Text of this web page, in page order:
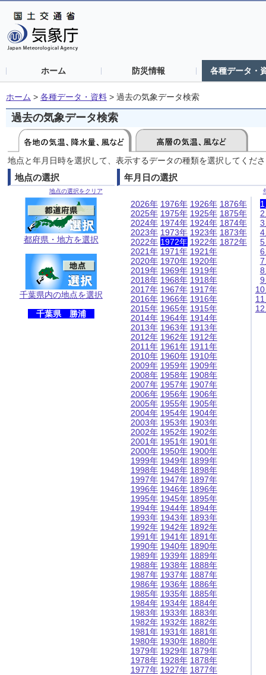
ホーム 防災情報 各種データ・
ホーム > 各種データ・資料 > 過去の気象データ検索
過去の気象データ検索
地点と年月日時を選択して、表示するデータの種類を選択してくだ
地点の選択
地点の選択をクリア
都府県・地方を選択
千葉県内の地点を選択
千葉県 勝浦
年月日の選択
2026年
2025年
2024年
2023年
2022年
2021年
2020年
2019年
2018年
2017年
2016年
2015年
2014年
2013年
2012年
2011年
2010年
2009年
2008年
2007年
2006年
2005年
2004年
2003年
2002年
2001年
2000年
1999年
1998年
1997年
1996年
1995年
1994年
1993年
1992年
1991年
1990年
1989年
1988年
1987年
1986年
1985年
1984年
1983年
1982年
1981年
1980年
1979年
1978年
1977年
1976年
1975年
1974年
1973年
1972年
1971年
1970年
1969年
1968年
1967年
1966年
1965年
1964年
1963年
1962年
1961年
1960年
1959年
1958年
1957年
1956年
1955年
1954年
1953年
1952年
1951年
1950年
1949年
1948年
1947年
1946年
1945年
1944年
1943年
1942年
1941年
1940年
1939年
1938年
1937年
1936年
1935年
1934年
1933年
1932年
1931年
1930年
1929年
1928年
1927年
1926年
1925年
1924年
1923年
1922年
1921年
1920年
1919年
1918年
1917年
1916年
1915年
1914年
1913年
1912年
1911年
1910年
1909年
1908年
1907年
1906年
1905年
1904年
1903年
1902年
1901年
1900年
1899年
1898年
1897年
1896年
1895年
1894年
1893年
1892年
1891年
1890年
1889年
1888年
1887年
1886年
1885年
1884年
1883年
1882年
1881年
1880年
1879年
1878年
1877年
1876年
1875年
1874年
1873年
1872年